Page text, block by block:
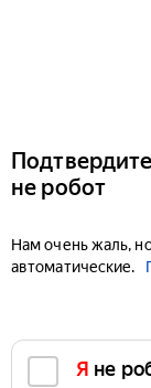
не робот
Нам очень жаль,
автоматические.
Я не